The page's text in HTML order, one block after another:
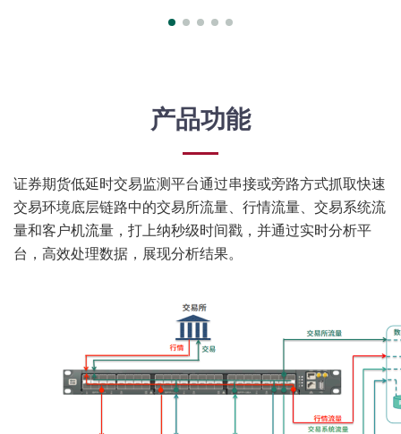
产品功能
证券期货低延时交易监测平台通过串接或旁路方式抓取快速
交易环境底层链路中的交易所流量、行情流量、交易系统流
量和客户机流量，打上纳秒级时间戳，并通过实时分析平
台，高效处理数据，展现分析结果。